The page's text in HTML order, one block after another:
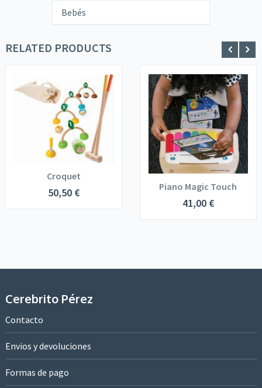
Bebés
RELATED PRODUCTS
Croquet
50,50 € Piano Magic Touch
41,00 €
Cerebrito Pérez
Contacto
Envios y devoluciones
Formas de pago